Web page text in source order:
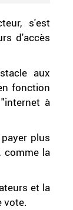
s'est
d'accès
aux
fonction
à
plus
comme la
et la
vote.